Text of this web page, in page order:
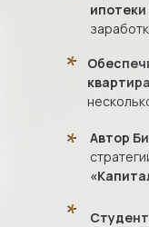
Автор
ипотеки